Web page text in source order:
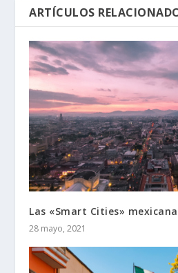
ARTÍCULOS
Las «Smart Cities»
28 mayo, 2021